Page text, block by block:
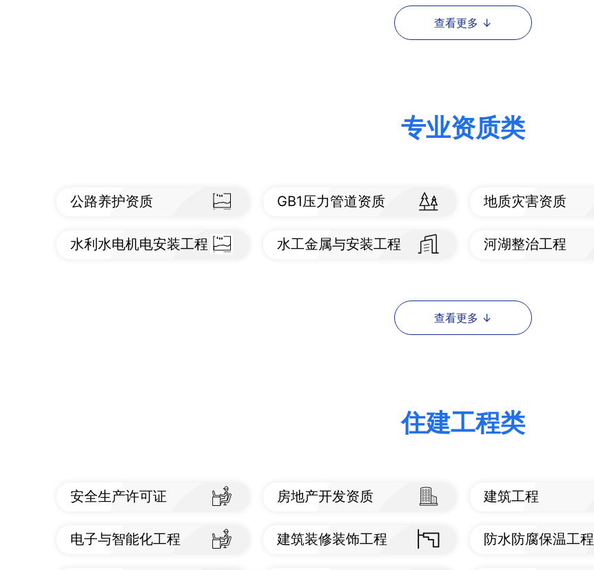
专业资质类
公路养护资质
查看标准
GB1压力管道资质
查看标准
地质灾害资质
查看标准
水利水电机电安装工程 水工金属与安装工程 河湖整治工程
住建工程类
安全生产许可证
查看标准
房地产开发资质
查看标准
建筑工程
查看标准
电子与智能化工程 建筑装修装饰工程 防水防腐保温工程